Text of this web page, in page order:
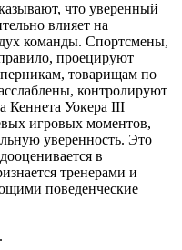
что уверенный
влияет на
команды. Спортсмены,
проецируют
товарищам по
контролируют
Кеннета Уокера III
игровых моментов,
уверенность. Это
в
тренерами и
поведенческие
.